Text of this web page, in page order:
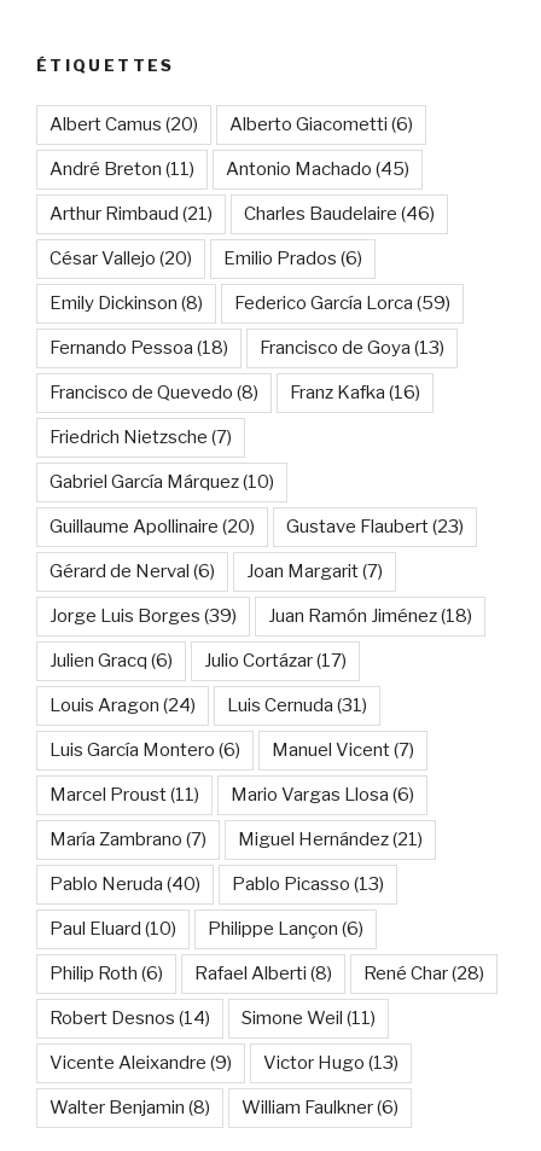
ÉTIQUETTES
Albert Camus (20) Alberto Giacometti (6)
André Breton (11) Antonio Machado (45)
Arthur Rimbaud (21) Charles Baudelaire (46)
César Vallejo (20) Emilio Prados (6)
Emily Dickinson (8) Federico García Lorca (59)
Fernando Pessoa (18) Francisco de Goya (13)
Francisco de Quevedo (8) Franz Kafka (16)
Friedrich Nietzsche (7)
Gabriel García Márquez(10)
Guillaume Apollinaire (20) Gustave Flaubert(23)
Gérard de Nerval (6) Joan Margarit(7)
Jorge Luis Borges (39) Juan Ramón Jiménez(18)
Julien Gracq (6) Julio Cortázar(17)
Louis Aragon (24) Luis Cernuda (31)
Luis García Montero (6) Manuel Vicent(7)
Marcel Proust(11) Mario Vargas Llosa (6)
María Zambrano (7) Miguel Hernández(21)
Pablo Neruda (40) Pablo Picasso (13)
Paul Eluard (10) Philippe Lançon (6)
Philip Roth (6) Rafael Alberti (8) René Char(28)
Robert Desnos (14) Simone Weil (11)
Vicente Aleixandre (9) Victor Hugo (13)
Walter Benjamin (8) William Faulkner(6)